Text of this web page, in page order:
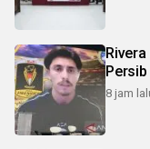
Persib
8 jam